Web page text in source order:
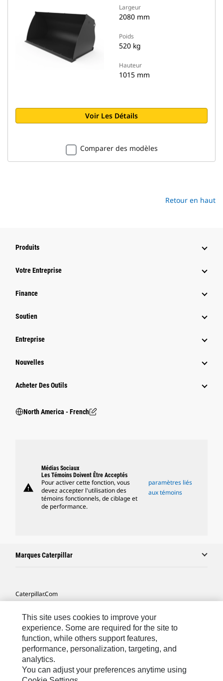
Largeur
2080 mm
Poids
520 kg
Hauteur
1015 mm
Voir Les Détails
Comparer des modèles
Retour en haut
Produits
Votre Entreprise
Finance
Soutien
Entreprise
Nouvelles
Acheter Des Outils
North America - French
warning
Médias Sociaux
Les Témoins Doivent Être Acceptés
Pour activer cette fonction, vous
devez accepter l'utilisation des
témoins fonctionnels, de ciblage et
de performance.
paramètres liés
aux témoins
Marques Caterpillar
Caterpillar.com
Mes Préférences Marketing
Plan Du Site
Cookie Settings
Légales
This site uses cookies to improve your
experience. Some are required for the site to
function, while others support features,
performance, personalization, targeting, and
analytics.
You can adjust your preferences anytime using